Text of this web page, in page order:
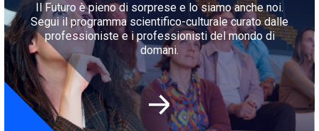
Il Futuro è pieno di sorprese e lo siamo anche noi.
Segui il programma scientifico-culturale curato dalle
professioniste e i professionisti del mondo di
domani.